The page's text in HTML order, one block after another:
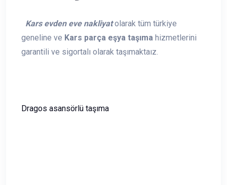
Kars evden eve nakliyatolarak tüm türkiye
geneline ve Kars parça eşya taşıma hizmetlerini
garantili ve sigortalı olarak taşımaktaız.
Dragos asansörlü taşıma